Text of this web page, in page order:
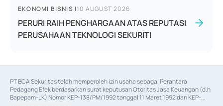
EKONOMI BISNIS |10 AUGUST 2026
PERURI RAIH PENGHARGAAN ATAS REPUTASI
PERUSAHAAN TEKNOLOGI SEKURITI
PT BCA Sekuritas telah memperoleh izin usaha sebagai Perantara
Pedagang Efek berdasarkan surat keputusan Otoritas Jasa Keuangan (d.h
Bapepam-LK) Nomor KEP-138/PM/1992 tanggal 11 Maret 1992 dan KEP-